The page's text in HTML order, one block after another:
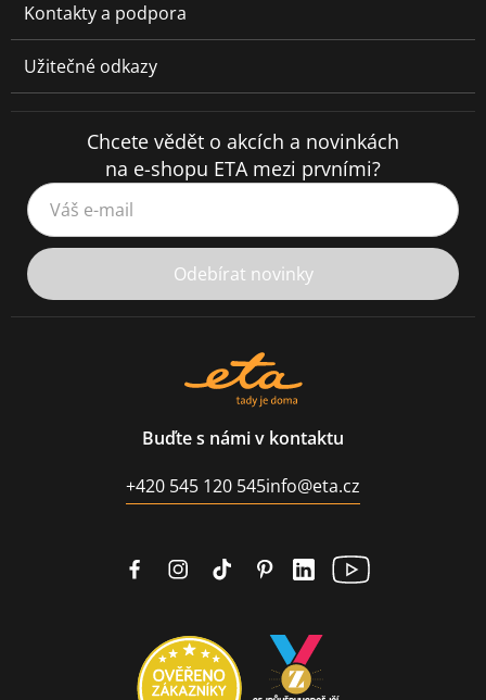
Kontakty a podpora
Užitečné odkazy
Chcete vědět o akcích a novinkách
na e-shopu ETA mezi prvními?
Váš e-mail
Odebírat novinky
Buďte s námi v kontaktu
+420 545 120 545info@eta.cz